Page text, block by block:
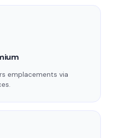
emplacements via